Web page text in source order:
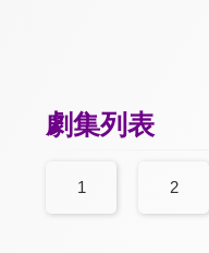
劇集列表
1 2